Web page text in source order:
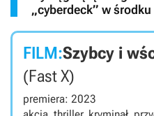
„cyberdeck” w środku
FILM:Szybcy i
(Fast X)
premiera: 2023